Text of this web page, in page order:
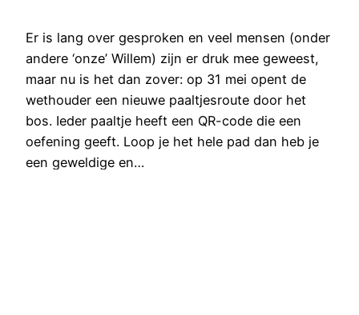
Er is lang over gesproken en veel mensen (onder
andere ‘onze’ Willem) zijn er druk mee geweest,
maar nu is het dan zover: op 31 mei opent de
wethouder een nieuwe paaltjesroute door het
bos. Ieder paaltje heeft een QR-code die een
oefening geeft. Loop je het hele pad dan heb je
een geweldige en…